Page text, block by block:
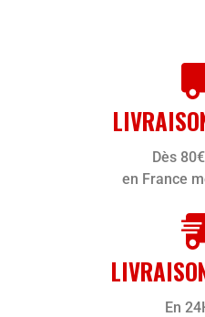
Dès
en France
En